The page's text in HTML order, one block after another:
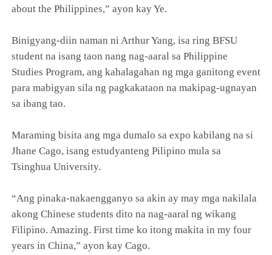
about the Philippines,” ayon kay Ye.
Binigyang-diin naman ni Arthur Yang, isa ring BFSU
student na isang taon nang nag-aaral sa Philippine
Studies Program, ang kahalagahan ng mga ganitong event
para mabigyan sila ng pagkakataon na makipag-ugnayan
sa ibang tao.
Maraming bisita ang mga dumalo sa expo kabilang na si
Jhane Cago, isang estudyanteng Pilipino mula sa
Tsinghua University.
“Ang pinaka-nakaengganyo sa akin ay may mga nakilala
akong Chinese students dito na nag-aaral ng wikang
Filipino. Amazing. First time ko itong makita in my four
years in China,” ayon kay Cago.